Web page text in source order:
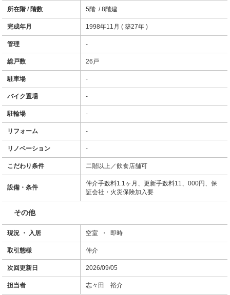
所在階 / 階数 5階 / 8階建
完成年月 1998年11月 ( 築27年 )
管理 -
総戸数 26戸
駐車場 -
バイク置場 -
駐輪場 -
リフォーム -
リノベーション -
こだわり条件 二階以上／飲食店舗可
設備・条件
仲介手数料1.1ヶ月、更新手数料11、000円、保
証会社・火災保険加入要
その他
現況 ・ 入居 空室 ・ 即時
取引態様 仲介
次回更新日 2026/09/05
担当者 志々田 裕介